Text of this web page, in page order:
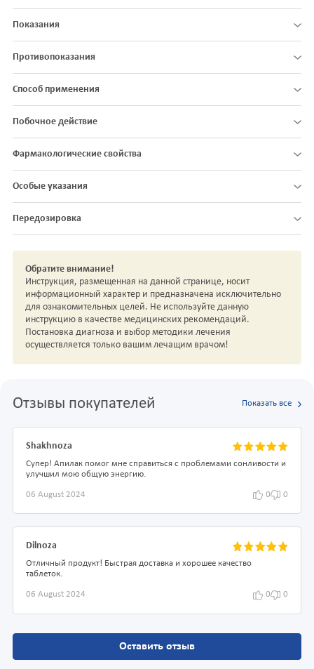
Показания
Противопоказания
Способ применения
Побочное действие
Фармакологические свойства
Особые указания
Передозировка
Обратите внимание!
Инструкция, размещенная на данной странице, носит
информационный характер и предназначена исключительно
для ознакомительных целей. Не используйте данную
инструкцию в качестве медицинских рекомендаций.
Постановка диагноза и выбор методики лечения
осуществляется только вашим лечащим врачом!
Отзывы покупателей Показать все
Shakhnoza
Супер! Апилак помог мне справиться с проблемами сонливости и
улучшил мою общую энергию.
06 August 2024 0 0
Dilnoza
Отличный продукт! Быстрая доставка и хорошее качество
таблеток.
06 August 2024 0 0
Оставить отзыв